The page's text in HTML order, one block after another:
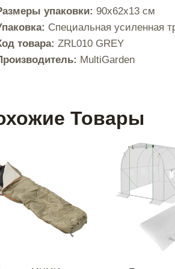
упаковки: 90x62x13 см
Специальная усиленная
товара: ZRL010 GREY
MultiGarden
Товары